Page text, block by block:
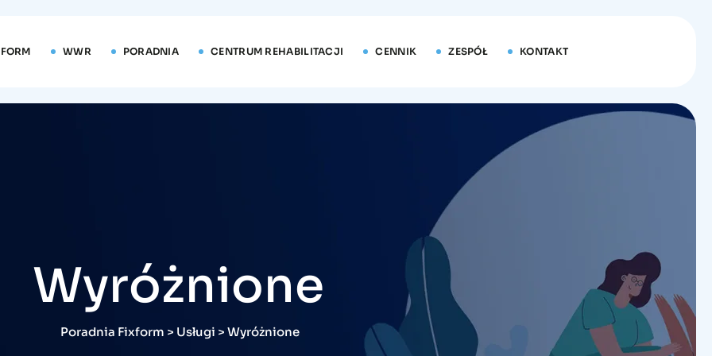
WWR PORADNIA CENTRUM REHABILITACJI CENNIK ZESPÓŁ KONTAKT
Wyróżnione
Poradnia Fixform > Usługi > Wyróżnione